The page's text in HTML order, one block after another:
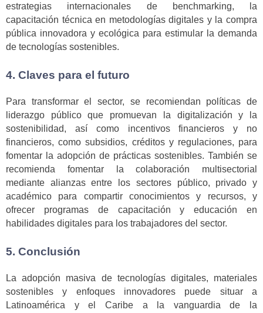
estrategias internacionales de benchmarking, la
capacitación técnica en metodologías digitales y la compra
pública innovadora y ecológica para estimular la demanda
de tecnologías sostenibles.
4. Claves para el futuro
Para transformar el sector, se recomiendan políticas de
liderazgo público que promuevan la digitalización y la
sostenibilidad, así como incentivos financieros y no
financieros, como subsidios, créditos y regulaciones, para
fomentar la adopción de prácticas sostenibles. También se
recomienda fomentar la colaboración multisectorial
mediante alianzas entre los sectores público, privado y
académico para compartir conocimientos y recursos, y
ofrecer programas de capacitación y educación en
habilidades digitales para los trabajadores del sector.
5. Conclusión
La adopción masiva de tecnologías digitales, materiales
sostenibles y enfoques innovadores puede situar a
Latinoamérica y el Caribe a la vanguardia de la